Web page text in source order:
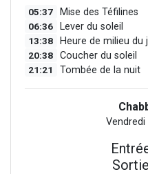
05:37 Mise des Téfilines
06:36 Lever du soleil
13:38 Heure de milieu du
20:38 Coucher du soleil
21:21 Tombée de la nuit